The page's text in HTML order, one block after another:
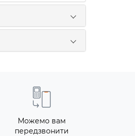
Можемо вам
передзвонити